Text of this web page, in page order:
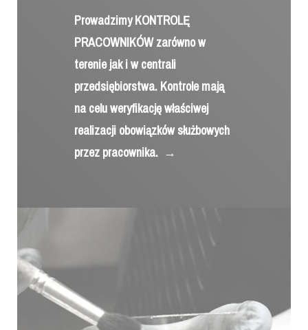
Prowadzimy KONTROLĘ
PRACOWNIKÓW zarówno w
terenie jak i w centrali
przedsiębiorstwa. Kontrole mają
na celu weryfikację właściwej
realizacji obowiązków służbowych
przez pracownika. →